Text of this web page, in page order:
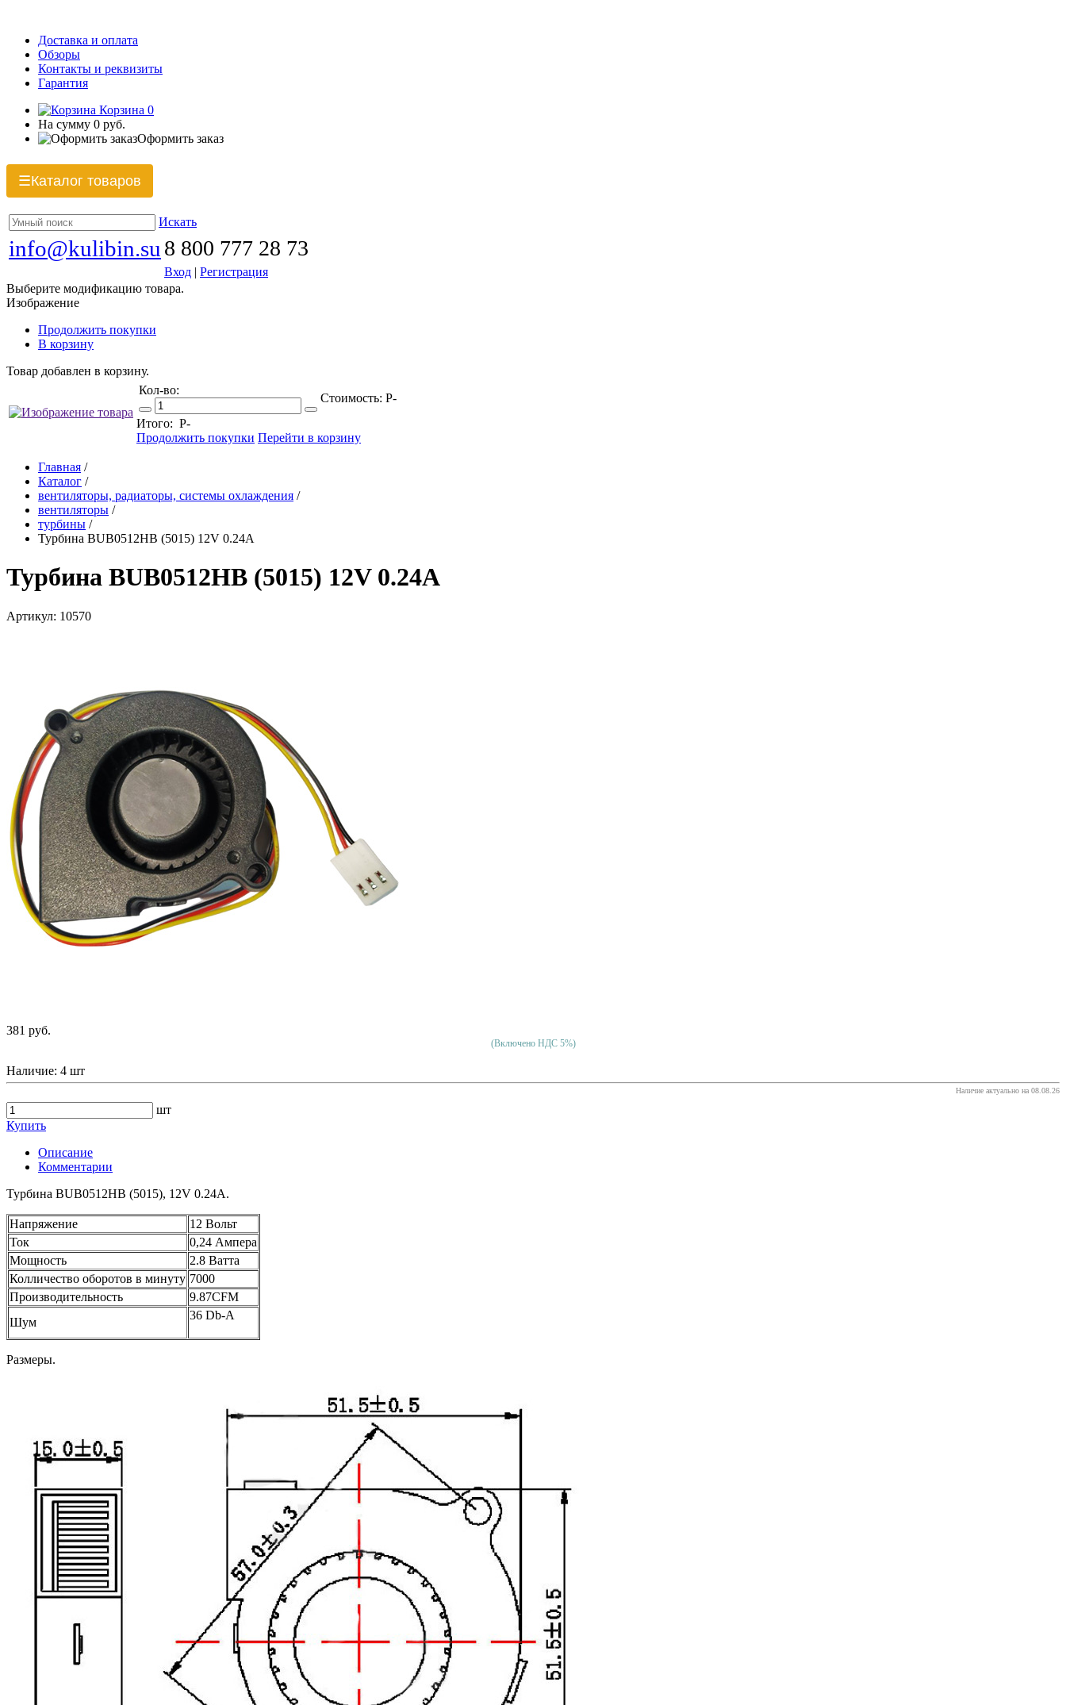
Доставка и оплата
Обзоры
Контакты и реквизиты
Гарантия
Корзина 0
На сумму 0 руб.
Оформить заказ
☰Каталог товаров
Искать
info@kulibin.su 8 800 777 28 73
Вход | Регистрация
Выберите модификацию товара.
Изображение
Продолжить покупки
В корзину
Товар добавлен в корзину.
Кол-во:
Стоимость: Р-
Итого: Р-
Продолжить покупки Перейти в корзину
Главная /
Каталог /
вентиляторы, радиаторы, системы охлаждения /
вентиляторы /
турбины /
Турбина BUB0512HB (5015) 12V 0.24A
Турбина BUB0512HB (5015) 12V 0.24A
Артикул: 10570
381 руб.
(Включено НДС 5%)
Наличие: 4 шт
Наличие актуально на 08.08.26
шт
Купить
Описание
Комментарии
Турбина BUB0512HB (5015), 12V 0.24A.
Напряжение
12 Вольт
Ток
0,24 Ампера
Мощность
2.8 Ватта
Колличество оборотов в минуту 7000
Производительность
9.87CFM
Шум
36 Db-A
Размеры.